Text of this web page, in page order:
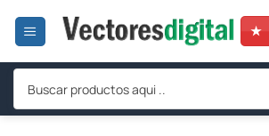
★
Búsqueda
productos